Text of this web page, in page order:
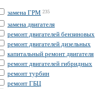
замена ГРМ 235
замена двигателя
ремонт двигателей бензиновых
ремонт двигателей дизельных
капитальный ремонт двигателя
ремонт двигателей гибридных
ремонт турбин
ремонт ГБЦ